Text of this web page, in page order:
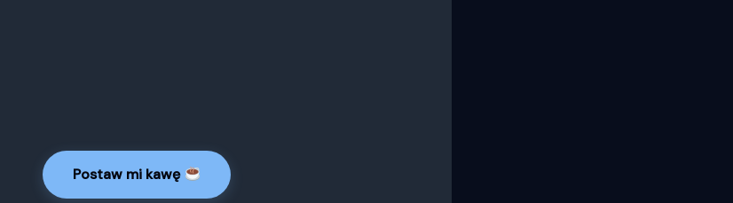
Postaw mi kawę